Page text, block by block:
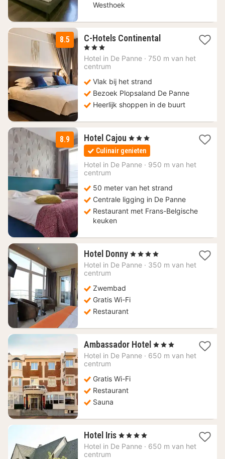
Westhoek
8.5 C-Hotels Continental1
vanaf
, 3 Sterren
Hotel in De Panne · 750 m van het
centrum
Vlak bij het strand
Bezoek Plopsaland De Panne
Heerlijk shoppen in de buurt
8.9 Hotel Cajou 1
nacht
vanaf
175
, 3 Sterren
Culinair genieten
Hotel in De Panne · 950 m van het
centrum
50 meter van het strand
Centrale ligging in De Panne
Restaurant met Frans-Belgische
keuken
Hotel Donny 1
nacht
, 4 Sterren
Hotel in De Panne · 350 m van het
centrum
Zwembad
Gratis Wi-Fi
Restaurant
Ambassador Hotel 1
nacht
, 3 Sterren
Hotel in De Panne · 650 m van het
centrum
Gratis Wi-Fi
Restaurant
Sauna
Hotel Iris 1
nacht
, 4 Sterren
Hotel in De Panne · 650 m van het
centrum